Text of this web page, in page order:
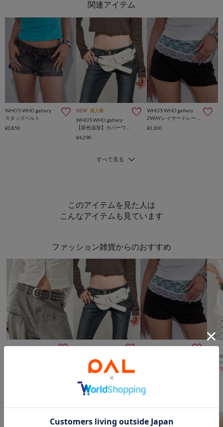
WHO’S WHO gallery
スタッズベルト
¥3,850
NEW 再入荷
WHO’S WHO gallery
【新色追加】カバーウエストベルト
¥4,290
WHO’S WHO gallery
2WAYレイヤードレースベルト
¥3,300
このアイテムを見た人は
こんなアイテムも見ています
ファッション雑貨からのおすすめ
 
【新色追加】カバーウエストベルト
 SALE
mystic